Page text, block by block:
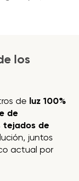
los
de luz 100%
de
tejados de
juntos
actual por